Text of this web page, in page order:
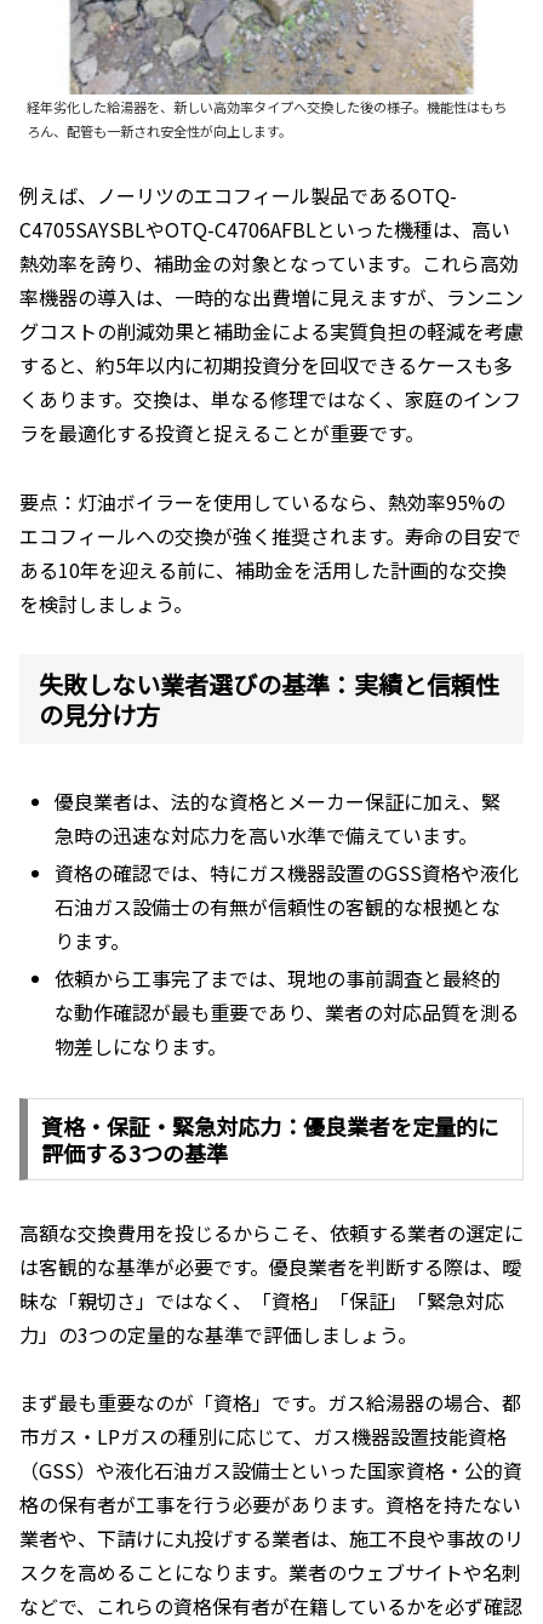
経年劣化した給湯器を、新しい高効率タイプへ交換した後の様子。機能性はもち
ろん、配管も一新され安全性が向上します。
例えば、ノーリツのエコフィール製品であるOTQ-
C4705SAYSBLやOTQ-C4706AFBLといった機種は、高い
熱効率を誇り、補助金の対象となっています。これら高効
率機器の導入は、一時的な出費増に見えますが、ランニン
グコストの削減効果と補助金による実質負担の軽減を考慮
すると、約5年以内に初期投資分を回収できるケースも多
くあります。交換は、単なる修理ではなく、家庭のインフ
ラを最適化する投資と捉えることが重要です。
要点：灯油ボイラーを使用しているなら、熱効率95%の
エコフィールへの交換が強く推奨されます。寿命の目安で
ある10年を迎える前に、補助金を活用した計画的な交換
を検討しましょう。
失敗しない業者選びの基準：実績と信頼性
の見分け方
優良業者は、法的な資格とメーカー保証に加え、緊
急時の迅速な対応力を高い水準で備えています。
資格の確認では、特にガス機器設置のGSS資格や液化
石油ガス設備士の有無が信頼性の客観的な根拠とな
ります。
依頼から工事完了までは、現地の事前調査と最終的
な動作確認が最も重要であり、業者の対応品質を測る
物差しになります。
資格・保証・緊急対応力：優良業者を定量的に
評価する3つの基準
高額な交換費用を投じるからこそ、依頼する業者の選定に
は客観的な基準が必要です。優良業者を判断する際は、曖
昧な「親切さ」ではなく、「資格」「保証」「緊急対応
力」の3つの定量的な基準で評価しましょう。
まず最も重要なのが「資格」です。ガス給湯器の場合、都
市ガス・LPガスの種別に応じて、ガス機器設置技能資格
（GSS）や液化石油ガス設備士といった国家資格・公的資
格の保有者が工事を行う必要があります。資格を持たない
業者や、下請けに丸投げする業者は、施工不良や事故のリ
スクを高めることになります。業者のウェブサイトや名刺
などで、これらの資格保有者が在籍しているかを必ず確認